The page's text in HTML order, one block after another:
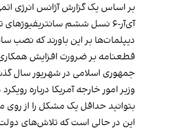
بر اساس یک گزارش آژانس انرژی
آی‌آر-۶ نسل ششم سانتریفیوژهای تولید ایران است و یکی از پیشرفته‌ترین ماشین‌های مورد استفاده در غنی سازی در زیرساخت اتمی ایران به‌شمار می‌رود.
قطعنامه بر ضرورت افزایش
جمهوری اسلامی در شهریور سال
وزیر امور خارجه آمریکا درباره
بتوانید حداقل یک مشکل را از روی
این در حالی است که تلاش‌های